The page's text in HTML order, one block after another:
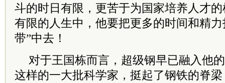
斗的时日有限，更苦于为国家培养人才
有限的人生中，他要把更多的时间和精
带”中去！
对于王国栋而言，超级钢早已融入他
这样的一大批科学家，挺起了钢铁的脊